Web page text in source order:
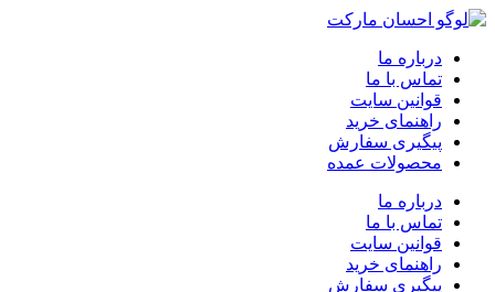
درباره ما
تماس با ما
قوانین سایت
راهنمای خرید
پیگیری سفارش
محصولات عمده
درباره ما
تماس با ما
قوانین سایت
راهنمای خرید
پیگیری سفارش